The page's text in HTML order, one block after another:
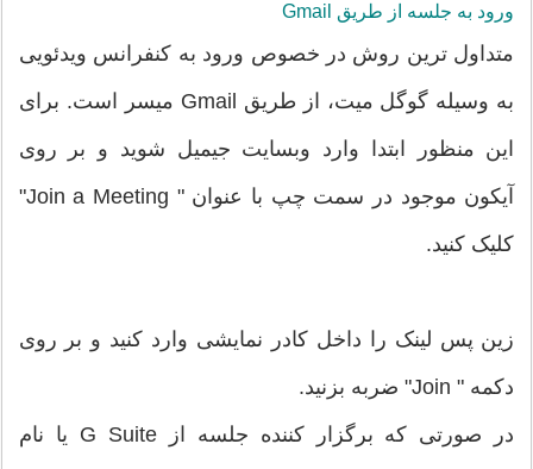
ورود به جلسه از طریق Gmail
متداول ترین روش در خصوص ورود به کنفرانس ویدئویی
به وسیله گوگل میت، از طریق Gmail میسر است. برای
این منظور ابتدا وارد وبسایت جیمیل شوید و بر روی
آیکون موجود در سمت چپ با عنوان " Join a Meeting"
کلیک کنید.
زین پس لینک را داخل کادر نمایشی وارد کنید و بر روی
دکمه " Join" ضربه بزنید.
در صورتی که برگزار کننده جلسه از G Suite یا نام